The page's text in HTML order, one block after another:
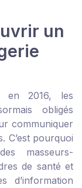
un
en 2016, les
obligés
communiquer
C’est pourquoi
masseurs-
de santé et
d’information